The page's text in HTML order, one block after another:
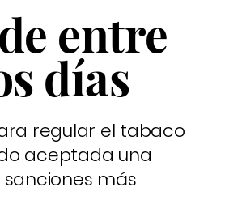
entre
días
regular el tabaco
aceptada una
más